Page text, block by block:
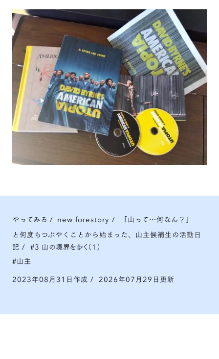
やってみる / new forestory /
「山って…何なん？」
と何度もつぶやくことから始まった、山主候補生の活動日
記 / #3 山の境界を歩く（1）
山主
2023年08月31日作成 / 2026年07月29日更新